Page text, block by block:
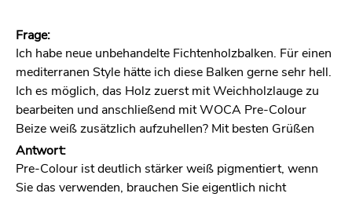
Frage:
Ich habe neue unbehandelte Fichtenholzbalken. Für einen
mediterranen Style hätte ich diese Balken gerne sehr hell.
Ich es möglich, das Holz zuerst mit Weichholzlauge zu
bearbeiten und anschließend mit WOCA Pre-Colour
Beize weiß zusätzlich aufzuhellen? Mit besten Grüßen
Antwort:
Pre-Colour ist deutlich stärker weiß pigmentiert, wenn
Sie das verwenden, brauchen Sie eigentlich nicht